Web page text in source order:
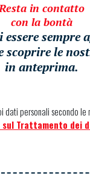
in contatto
con la bontà
sempre
scoprire le
in anteprima.
dati personali secondo
Trattamento dei